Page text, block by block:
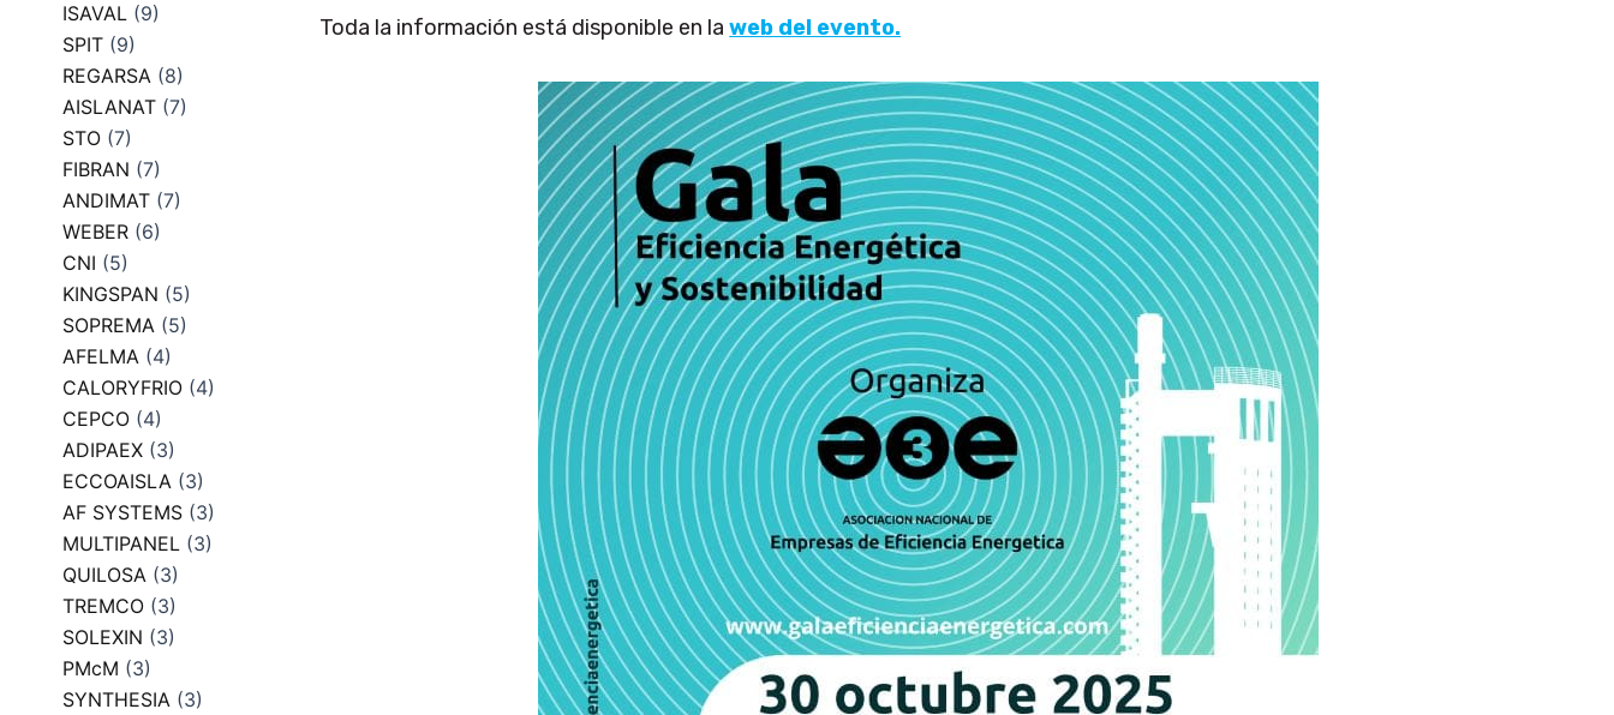
ISAVAL (9)
SPIT (9)
REGARSA (8)
AISLANAT (7)
STO (7)
FIBRAN (7)
ANDIMAT (7)
WEBER (6)
CNI (5)
KINGSPAN (5)
SOPREMA (5)
AFELMA (4)
CALORYFRIO (4)
CEPCO (4)
ADIPAEX (3)
ECCOAISLA (3)
AF SYSTEMS (3)
MULTIPANEL (3)
QUILOSA (3)
TREMCO (3)
SOLEXIN (3)
PMcM (3)
SYNTHESIA (3)
Toda la información está disponible en laweb del evento.